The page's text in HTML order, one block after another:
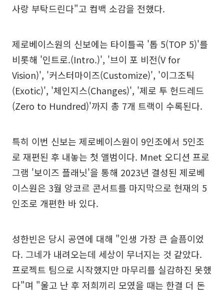
사랑 부탁드린다"고 컴백 소감을 전했다.
제로베이스원의 신보에는 타이틀곡 '톱 5(TOP 5)'를
비롯해 '인트로.(Intro.)', '브이 포 비전(V for
Vision)', '커스터마이즈(Customize)', '이그조틱
(Exotic)', '체인지스(Changes)', '제로 투 헌드레드
(Zero to Hundred)'까지 총 7개 트랙이 수록된다.
특히 이번 신보는 제로베이스원이 9인조에서 5인조
로 재편된 후 내놓는 첫 앨범이다. Mnet 오디션 프로
그램 '보이즈 플래닛'을 통해 2023년 결성된 제로베
이스원은 3월 앙코르 콘서트를 마지막으로 현재의 5
인조로 개편한 바 있다.
성한빈은 당시 공연에 대해 "인생 가장 큰 슬픔이었
다. 그네가 내려오는데 세상이 무너지는 것 같았다.
프로젝트 팀으로 시작했지만 마무리를 실감하진 못했
다"며 "울고 난 후 저희끼리 모였을 때는 한결 더 돈